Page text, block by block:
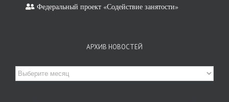
Федеральный проект «Содействие занятости»
АРХИВ НОВОСТЕЙ
Архив
новостей